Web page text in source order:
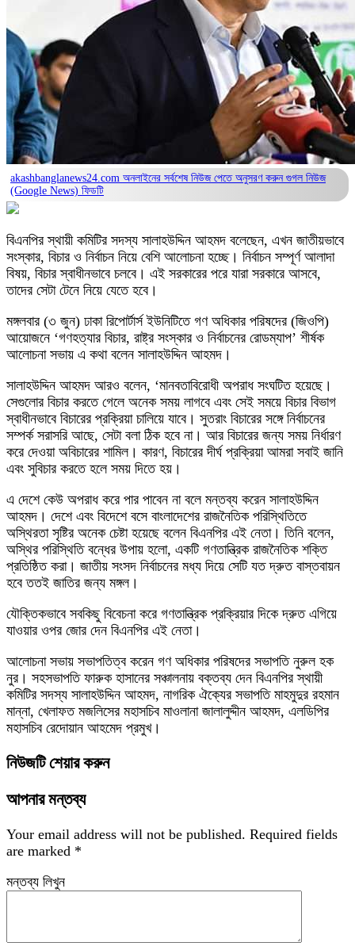
akashbanglanews24.com অনলাইনের সর্বশেষ নিউজ পেতে অনুসরণ করুন গুগল নিউজ
(Google News) ফিডটি
বিএনপির স্থায়ী কমিটির সদস্য সালাহউদ্দিন আহমদ বলেছেন, এখন জাতীয়ভাবে
সংস্কার, বিচার ও নির্বাচন নিয়ে বেশি আলোচনা হচ্ছে। নির্বাচন সম্পূর্ণ আলাদা
বিষয়, বিচার স্বাধীনভাবে চলবে। এই সরকারের পরে যারা সরকারে আসবে,
তাদের সেটা টেনে নিয়ে যেতে হবে।
মঙ্গলবার (৩ জুন) ঢাকা রিপোর্টার্স ইউনিটিতে গণ অধিকার পরিষদের (জিওপি)
আয়োজনে ‘গণহত্যার বিচার, রাষ্ট্র সংস্কার ও নির্বাচনের রোডম্যাপ’ শীর্ষক
আলোচনা সভায় এ কথা বলেন সালাহউদ্দিন আহমদ।
সালাহউদ্দিন আহমদ আরও বলেন, ‘মানবতাবিরোধী অপরাধ সংঘটিত হয়েছে।
সেগুলোর বিচার করতে গেলে অনেক সময় লাগবে এবং সেই সময়ে বিচার বিভাগ
স্বাধীনভাবে বিচারের প্রক্রিয়া চালিয়ে যাবে। সুতরাং বিচারের সঙ্গে নির্বাচনের
সম্পর্ক সরাসরি আছে, সেটা বলা ঠিক হবে না। আর বিচারের জন্য সময় নির্ধারণ
করে দেওয়া অবিচারের শামিল। কারণ, বিচারের দীর্ঘ প্রক্রিয়া আমরা সবাই জানি
এবং সুবিচার করতে হলে সময় দিতে হয়।
এ দেশে কেউ অপরাধ করে পার পাবেন না বলে মন্তব্য করেন সালাহউদ্দিন
আহমদ। দেশে এবং বিদেশে বসে বাংলাদেশের রাজনৈতিক পরিস্থিতিতে
অস্থিরতা সৃষ্টির অনেক চেষ্টা হয়েছে বলেন বিএনপির এই নেতা। তিনি বলেন,
অস্থির পরিস্থিতি বন্ধের উপায় হলো, একটি গণতান্ত্রিক রাজনৈতিক শক্তি
প্রতিষ্ঠিত করা। জাতীয় সংসদ নির্বাচনের মধ্য দিয়ে সেটি যত দ্রুত বাস্তবায়ন
হবে ততই জাতির জন্য মঙ্গল।
যৌক্তিকভাবে সবকিছু বিবেচনা করে গণতান্ত্রিক প্রক্রিয়ার দিকে দ্রুত এগিয়ে
যাওয়ার ওপর জোর দেন বিএনপির এই নেতা।
আলোচনা সভায় সভাপতিত্ব করেন গণ অধিকার পরিষদের সভাপতি নুরুল হক
নুর। সহসভাপতি ফারুক হাসানের সঞ্চালনায় বক্তব্য দেন বিএনপির স্থায়ী
কমিটির সদস্য সালাহউদ্দিন আহমদ, নাগরিক ঐক্যের সভাপতি মাহমুদুর রহমান
মান্না, খেলাফত মজলিসের মহাসচিব মাওলানা জালালুদ্দীন আহমদ, এলডিপির
মহাসচিব রেদোয়ান আহমেদ প্রমুখ।
নিউজটি শেয়ার করুন
আপনার মন্তব্য
Your email address will not be published. Required fields
are marked *
মন্তব্য লিখুন